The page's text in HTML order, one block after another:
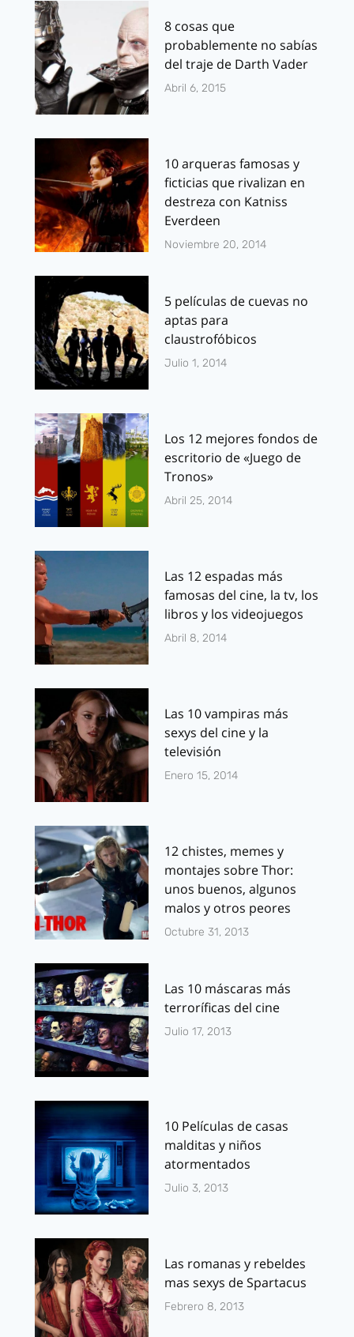
8 cosas que
probablemente no sabías
del traje de Darth Vader
Abril 6, 2015
10 arqueras famosas y
ficticias que rivalizan en
destreza con Katniss
Everdeen
Noviembre 20, 2014
5 películas de cuevas no
aptas para
claustrofóbicos
Julio 1, 2014
Los 12 mejores fondos de
escritorio de «Juego de
Tronos»
Abril 25, 2014
Las 12 espadas más
famosas del cine, la tv, los
libros y los videojuegos
Abril 8, 2014
Las 10 vampiras más
sexys del cine y la
televisión
Enero 15, 2014
12 chistes, memes y
montajes sobre Thor:
unos buenos, algunos
malos y otros peores
Octubre 31, 2013
Las 10 máscaras más
terroríficas del cine
Julio 17, 2013
10 Películas de casas
malditas y niños
atormentados
Julio 3, 2013
Las romanas y rebeldes
mas sexys de Spartacus
Febrero 8, 2013